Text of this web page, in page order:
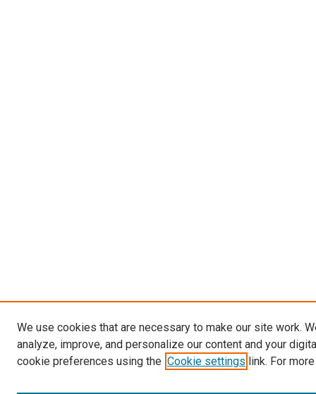
We use cookies that are necessary to make our site work.
analyze, improve, and personalize our content and your
cookie preferences using the Cookie settings link. For